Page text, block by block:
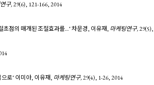
구,29(6), 121-166,2014
초점의 매개된 조절효과를…"차문경, 이유재, 마케팅연구,29(5),
으로"이미아, 이유재, 마케팅연구,29(4), 1-26,2014